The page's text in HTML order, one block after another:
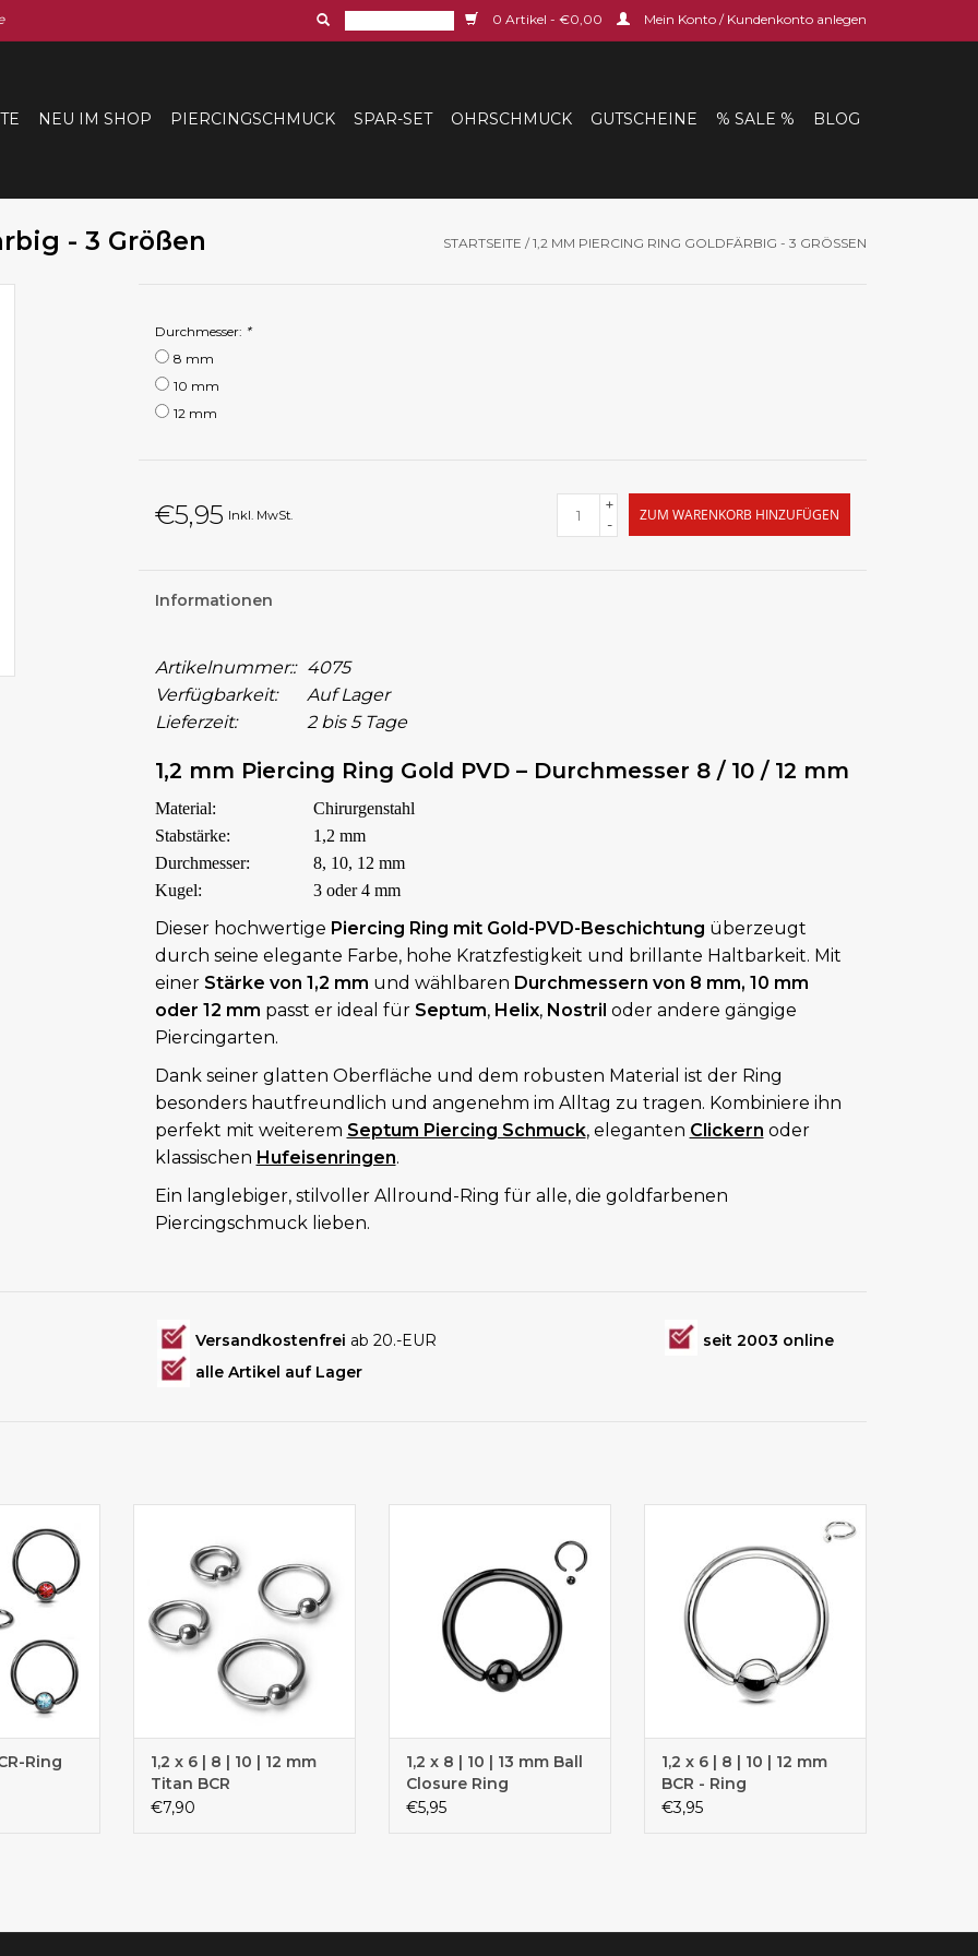
0 Artikel - €0,00 Mein Konto / Kundenkonto anlegen
NEU IM SHOP PIERCINGSCHMUCK SPAR-SET OHRSCHMUCK GUTSCHEINE % SALE % BLOG
- 3 Größen STARTSEITE /1,2 MM PIERCING RING GOLDFÄRBIG - 3 GRÖSSEN
Durchmesser: *
8 mm
10 mm
12 mm
€5,95 Inkl. MwSt.
+
-
ZUM WARENKORB HINZUFÜGEN
Informationen
Artikelnummer::
4075
Verfügbarkeit:
Auf Lager
Lieferzeit:
2 bis 5 Tage
1,2 mm Piercing Ring Gold PVD – Durchmesser 8 / 10 / 12 mm
Material:
Chirurgenstahl
Stabstärke:
1,2 mm
Durchmesser:
8, 10, 12 mm
Kugel:
3 oder 4 mm
Dieser hochwertige Piercing Ring mit Gold-PVD-Beschichtung überzeugt
durch seine elegante Farbe, hohe Kratzfestigkeit und brillante Haltbarkeit. Mit
einer Stärke von 1,2 mm und wählbaren Durchmessern von 8 mm, 10 mm
oder 12 mm passt er ideal für Septum, Helix, Nostril oder andere gängige
Piercingarten.
Dank seiner glatten Oberfläche und dem robusten Material ist der Ring
besonders hautfreundlich und angenehm im Alltag zu tragen. Kombiniere ihn
perfekt mit weiterem Septum Piercing Schmuck, eleganten Clickern oder
klassischen Hufeisenringen.
Ein langlebiger, stilvoller Allround-Ring für alle, die goldfarbenen
Piercingschmuck lieben.
Versandkostenfrei ab 20.-EUR
seit 2003 online
alle Artikel auf Lager
Ring
1,2 x 6 | 8 | 10 | 12 mm
Titan BCR
€7,90
1,2 x 8 | 10 | 13 mm Ball
Closure Ring
€5,95
1,2 x 6 | 8 | 10 | 12 mm
BCR - Ring
€3,95